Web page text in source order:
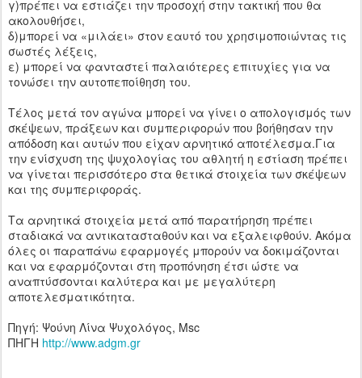
γ)πρέπει να εστιάζει την προσοχή στην τακτική που θα
ακολουθήσει,
δ)μπορεί να «μιλάει» στον εαυτό του χρησιμοποιώντας τις
σωστές λέξεις,
ε) μπορεί να φανταστεί παλαιότερες επιτυχίες για να
τονώσει την αυτοπεποίθηση του.
Τέλος μετά τον αγώνα μπορεί να γίνει ο απολογισμός των
σκέψεων, πράξεων και συμπεριφορών που βοήθησαν την
απόδοση και αυτών που είχαν αρνητικό αποτέλεσμα.Για
την ενίσχυση της ψυχολογίας του αθλητή η εστίαση πρέπει
να γίνεται περισσότερο στα θετικά στοιχεία των σκέψεων
και της συμπεριφοράς.
Τα αρνητικά στοιχεία μετά από παρατήρηση πρέπει
σταδιακά να αντικατασταθούν και να εξαλειφθούν. Ακόμα
όλες οι παραπάνω εφαρμογές μπορούν να δοκιμάζονται
και να εφαρμόζονται στη προπόνηση έτσι ώστε να
αναπτύσσονται καλύτερα και με μεγαλύτερη
αποτελεσματικότητα.
Πηγή: Ψούνη Λίνα Ψυχολόγος, Msc
ΠΗΓΗ http://www.adgm.gr